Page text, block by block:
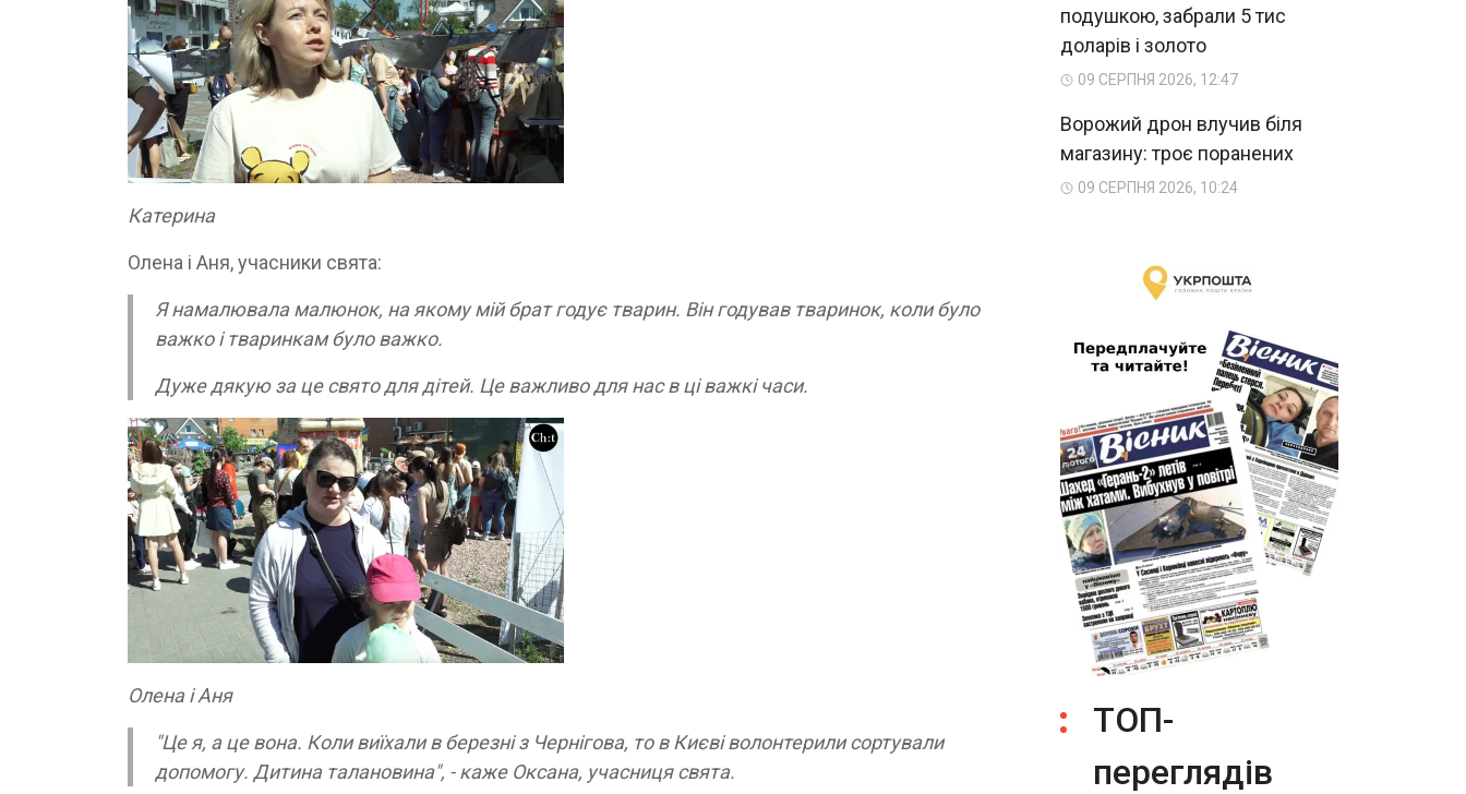
Катерина
Олена і Аня, учасники свята:
Я намалювала малюнок, на якому мій брат годує тварин. Він годував тваринок, коли було
важко і тваринкам було важко.
Дуже дякую за це свято для дітей. Це важливо для нас в ці важкі часи.
Олена і Аня
"Це я, а це вона. Коли виїхали в березні з Чернігова, то в Києві волонтерили сортували
допомогу. Дитина талановина", - каже Оксана, учасниця свята.
подушкою, забрали 5 тис
доларів і золото
09 СЕРПНЯ 2026, 12:47
Ворожий дрон влучив біля
магазину: троє поранених
09 СЕРПНЯ 2026, 10:24
ТОП-
переглядів